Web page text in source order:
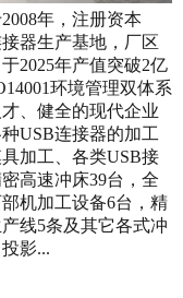
年，注册资本
器生产基地，厂区
2025年产值突破2亿
环境管理双体系
、健全的现代企业
USB连接器的加工
加工、各类USB接
高速冲床39台，全
机加工设备6台，精
线5条及其它各式冲
影...